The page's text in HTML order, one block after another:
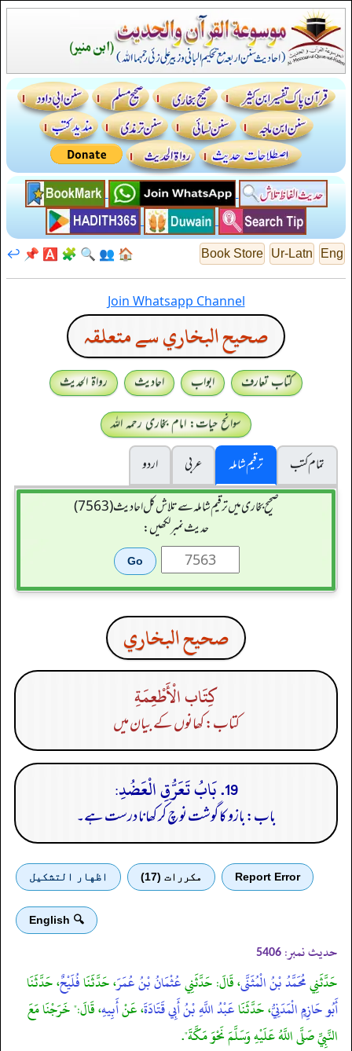
Eng
Ur-Latn
Book Store
🏠
👥
🔍
🧩
🅰️
📌
↩️
Join Whatsapp Channel
صحيح البخاري سے متعلقہ
کتاب تعارف ابواب احادیث
رواۃ الحدیث
سوانح حیات: امام بخاری رحمہ اللہ
تمام کتب
ترقیم شاملہ عربی
اردو
صحیح بخاری میں ترقیم شاملہ سے تلاش کل احادیث (7563)
حدیث نمبر لکھیں:
صحيح البخاري
كِتَاب الْأَطْعِمَةِ
کتاب: کھانوں کے بیان میں
19. بَابُ تَعَرُّقِ الْعَضُدِ:
باب: بازو کا گوشت نوچ کر کھانا درست ہے۔
Report Error مكررات (17) اظهار التشكيل
🔍 English
حدیث نمبر: 5406
حَدَّثَنِيمُحَمَّدُ بْنُ الْمُثَنَّى، قَالَ: حَدَّثَنِيعُثْمَانُ بْنُ عُمَرَ، حَدَّثَنَافُلَيْحٌ، حَدَّثَنَا
أَبُو حَازِمٍ الْمَدَنِيُّ، حَدَّثَنَاعَبْدُ اللَّهِ بْنُ أَبِي قَتَادَةَ، عَنْأَبِيهِ، قَالَ:" خَرَجْنَا مَعَ
النَّبِيِّ صَلَّى اللَّهُ عَلَيْهِ وَسَلَّمَ نَحْوَ مَكَّةَ".